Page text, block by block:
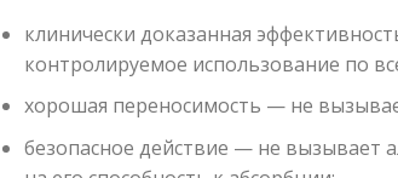
клинически доказанная
контролируемое использование по
хорошая переносимость — не
безопасное действие — не вызывает